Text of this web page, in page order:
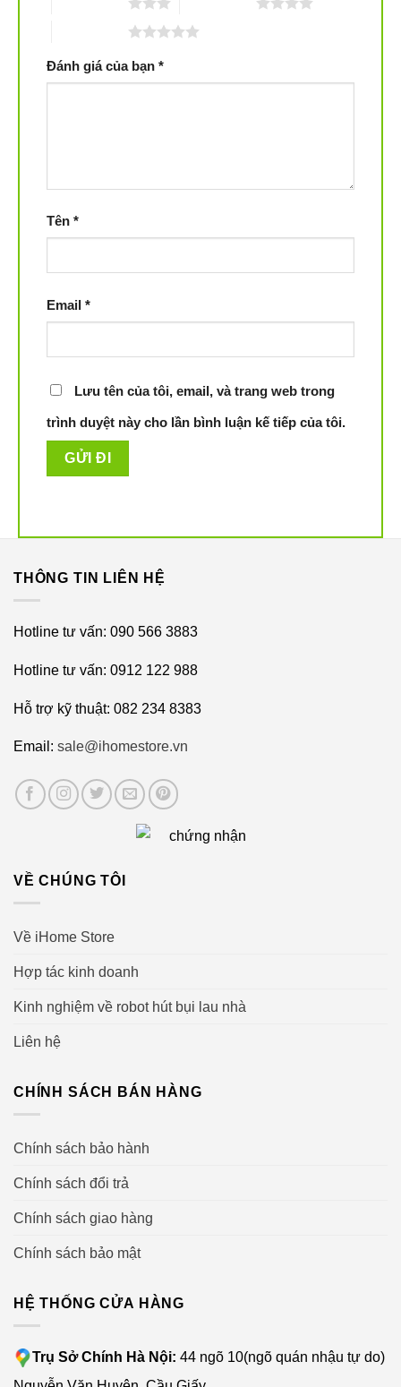
Đánh giá của bạn *
Tên *
Email *
Lưu tên của tôi, email, và trang web trong
trình duyệt này cho lần bình luận kế tiếp của tôi.
THÔNG TIN LIÊN HỆ
Hotline tư vấn: 090 566 3883
Hotline tư vấn: 0912 122 988
Hỗ trợ kỹ thuật: 082 234 8383
Email: sale@ihomestore.vn
VỀ CHÚNG TÔI
Về iHome Store
Hợp tác kinh doanh
Kinh nghiệm về robot hút bụi lau nhà
Liên hệ
CHÍNH SÁCH BÁN HÀNG
Chính sách bảo hành
Chính sách đổi trả
Chính sách giao hàng
Chính sách bảo mật
HỆ THỐNG CỬA HÀNG
Trụ Sở Chính Hà Nội: 44 ngõ 10(ngõ quán nhậu tự do)